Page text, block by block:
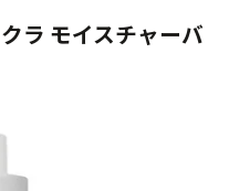
ラ モイスチャーバ